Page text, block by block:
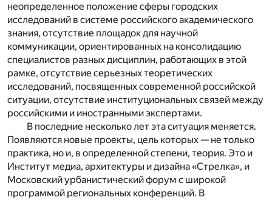
неопределенное положение сферы городских
исследований в системе российского академического
знания, отсутствие площадок для научной
коммуникации, ориентированных на консолидацию
специалистов разных дисциплин, работающих в этой
рамке, отсутствие серьезных теоретических
исследований, посвященных современной российской
ситуации, отсутствие институциональных связей между
российскими и иностранными экспертами.
В последние несколько лет эта ситуация меняется.
Появляются новые проекты, цель которых — не только
практика, но и, в определенной степени, теория. Это и
Институт медиа, архитектуры и дизайна «Стрелка», и
Московский урбанистический форум с широкой
программой региональных конференций. В